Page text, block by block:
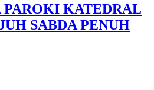
PAROKI KATEDRAL
SABDA PENUH